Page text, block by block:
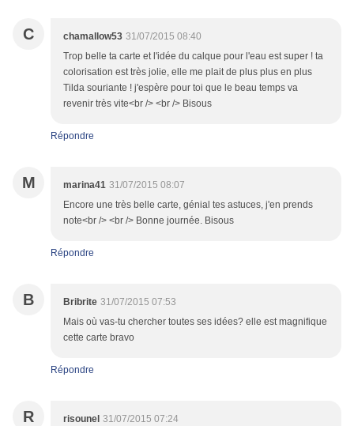
C chamallow53 31/07/2015 08:40
Trop belle ta carte et l'idée du calque pour l'eau est super ! ta
colorisation est très jolie, elle me plait de plus plus en plus
Tilda souriante ! j'espère pour toi que le beau temps va
revenir très vite<br /> <br /> Bisous
Répondre
M marina41 31/07/2015 08:07
Encore une très belle carte, génial tes astuces, j'en prends
note<br /> <br /> Bonne journée. Bisous
Répondre
B Bribrite 31/07/2015 07:53
Mais où vas-tu chercher toutes ses idées? elle est magnifique
cette carte bravo
Répondre
R risounel 31/07/2015 07:24